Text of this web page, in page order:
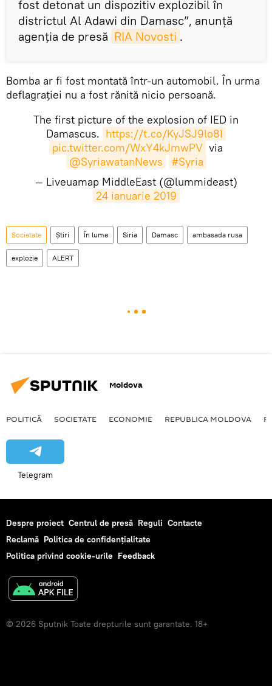
fost detonat un dispozitiv explozibil în
districtul Al Adawi din Damasc”, anunță
agenția de presă RIA Novosti .
Bomba ar fi fost montată într-un automobil. În urma
deflagrației nu a fost rănită nicio persoană.
The first picture of the explosion of IED in
Damascus. https://t.co/KyJSJ9lo8I
pic.twitter.com/WxY4kJmwPV via
@SyriawatanNews
#Syria
— Liveuamap MiddleEast (@lummideast)
24 ianuarie 2019
Societate Știri În lume Siria Damasc ambasada rusa
explozie ALERT
Moldova
POLITICĂ SOCIETATE ECONOMIE REPUBLICA MOLDOVA
Telegram
Despre proiect Centrul de presă Reguli Contacte
Reclamă Politica de confidențialitate
Politica privind cookie-urile Feedback
© 2026 Sputnik Toate drepturile sunt garantate. 18+